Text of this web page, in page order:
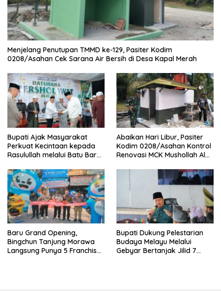
Menjelang Penutupan TMMD ke-129, Pasiter Kodim
0208/Asahan Cek Sarana Air Bersih di Desa Kapal Merah
Bupati Ajak Masyarakat
Perkuat Kecintaan kepada
Rasulullah melalui Batu Bara
Abaikan Hari Libur, Pasiter
Kodim 0208/Asahan Kontrol
Renovasi MCK Mushollah Al
‎Baru Grand Opening,
Bingchun Tanjung Morawa
Langsung Punya 5 Franchise
Bupati Dukung Pelestarian
Budaya Melayu Melalui
Gebyar Bertanjak Jilid 7